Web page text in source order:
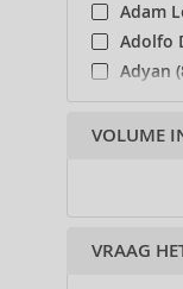
Adam
Adolfo
Adyan
Afnan
Aigner
Ajmal
VOLUME
VRAAG